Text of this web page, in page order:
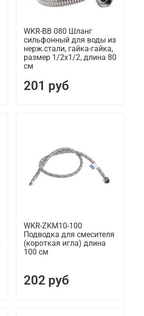
WKR-BB 080 Шланг
сильфонный для воды из
нерж.стали, гайка-гайка,
размер 1/2х1/2, длина 80
см
201 руб
WKR-ZKM10-100
Подводка для смесителя
(короткая игла) длина
100 см
202 руб